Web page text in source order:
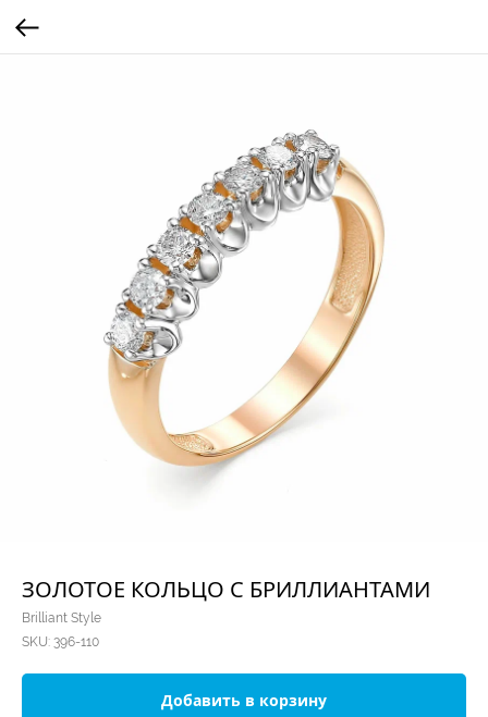
ЗОЛОТОЕ КОЛЬЦО С БРИЛЛИАНТАМИ
Brilliant Style
SKU: 396-110
Добавить в корзину